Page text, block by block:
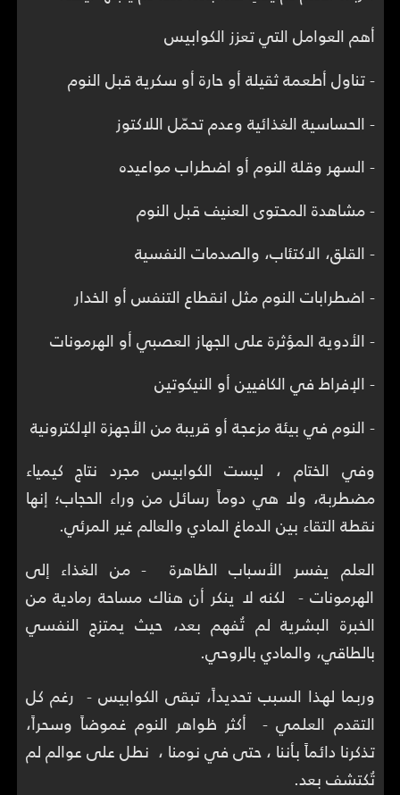
أهم العوامل التي تعزز الكوابيس
- تناول أطعمة ثقيلة أو حارة أو سكرية قبل النوم
- الحساسية الغذائية وعدم تحمّل اللاكتوز
- السهر وقلة النوم أو اضطراب مواعيده
- مشاهدة المحتوى العنيف قبل النوم
- القلق، الاكتئاب، والصدمات النفسية
- اضطرابات النوم مثل انقطاع التنفس أو الخدار
- الأدوية المؤثرة على الجهاز العصبي أو الهرمونات
- الإفراط في الكافيين أو النيكوتين
- النوم في بيئة مزعجة أو قريبة من الأجهزة الإلكترونية
وفي الختام ، ليست الكوابيس مجرد نتاج كيمياء
مضطربة، ولا هي دوماً رسائل من وراء الحجاب؛ إنها
نقطة التقاء بين الدماغ المادي والعالم غير المرئي.
العلم يفسر الأسباب الظاهرة - من الغذاء إلى
الهرمونات - لكنه لا ينكر أن هناك مساحة رمادية من
الخبرة البشرية لم تُفهم بعد، حيث يمتزج النفسي
بالطاقي، والمادي بالروحي.
وربما لهذا السبب تحديداً، تبقى الكوابيس - رغم كل
التقدم العلمي - أكثر ظواهر النوم غموضاً وسحراً،
تذكرنا دائماً بأننا ، حتى في نومنا ، نطل على عوالم لم
تُكتشف بعد.